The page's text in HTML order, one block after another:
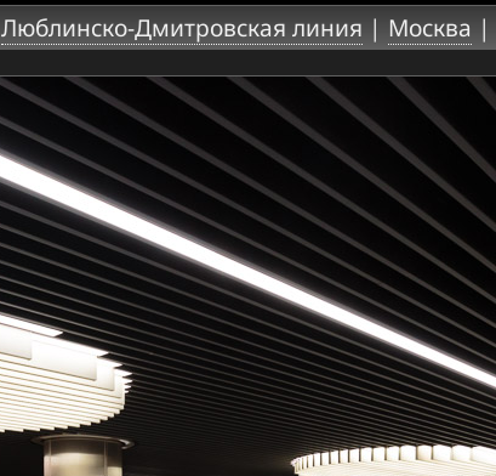
Люблинско-Дмитровская линия | Москва |